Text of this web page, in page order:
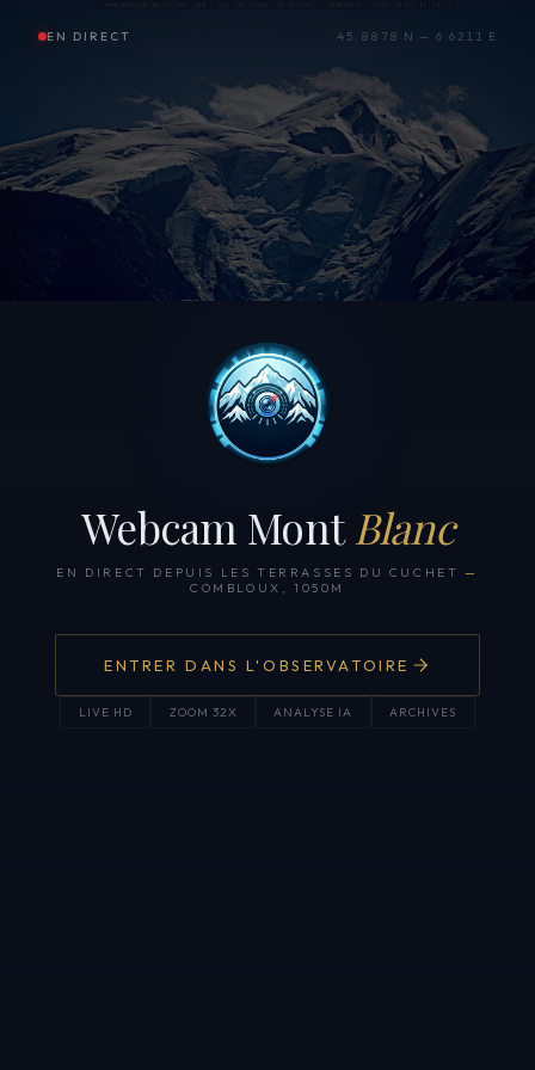
EN DIRECT 45.8878 N — 6.6211 E
Webcam Mont Blanc
EN DIRECT DEPUIS LES TERRASSES DU CUCHET —
COMBLOUX, 1050M
ENTRER DANS L'OBSERVATOIRE
LIVE HD ZOOM 32X ANALYSE IA ARCHIVES